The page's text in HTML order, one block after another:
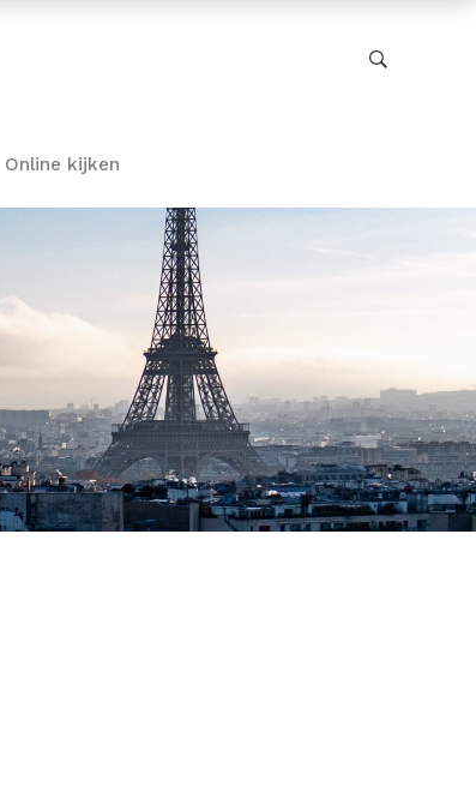
Online kijken